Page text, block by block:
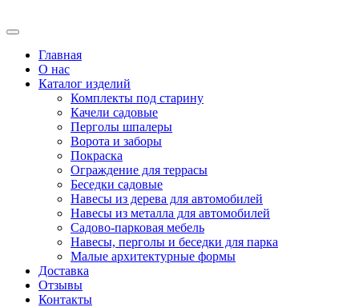
Главная
О нас
Каталог изделий
Комплекты под старину
Качели садовые
Перголы шпалеры
Ворота и заборы
Покраска
Ограждение для террасы
Беседки садовые
Навесы из дерева для автомобилей
Навесы из металла для автомобилей
Садово-парковая мебель
Навесы, перголы и беседки для парка
Малые архитектурные формы
Доставка
Отзывы
Контакты